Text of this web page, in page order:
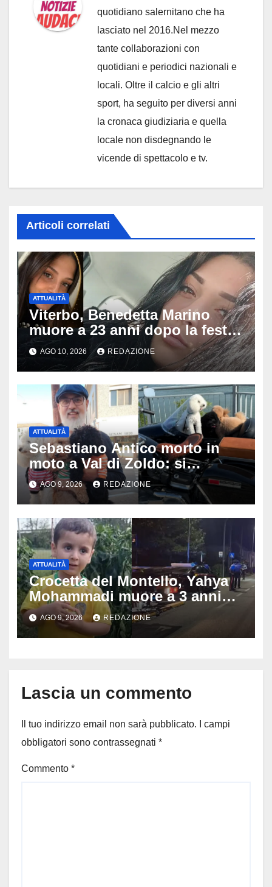
quotidiano salernitano che ha
lasciato nel 2016.Nel mezzo
tante collaborazioni con
quotidiani e periodici nazionali e
locali. Oltre il calcio e gli altri
sport, ha seguito per diversi anni
la cronaca giudiziaria e quella
locale non disdegnando le
vicende di spettacolo e tv.
Articoli correlati
ATTUALITÀ
Viterbo, Benedetta Marino
muore a 23 anni dopo la festa
di compleanno: trovata senza
vita nell’ex consorzio, è giallo
sulle ultime ore
AGO 10, 2026 REDAZIONE
ATTUALITÀ
Sebastiano Antico morto in
moto a Val di Zoldo: si
schianta con il sidecar, salvi i
due cagnolini
AGO 9, 2026 REDAZIONE
ATTUALITÀ
Crocetta del Montello, Yahya
Mohammadi muore a 3 anni
dopo 72 ore di agonia: era
stato travolto da un’auto
AGO 9, 2026 REDAZIONE
Lascia un commento
Il tuo indirizzo email non sarà pubblicato.
I campi
obbligatori sono contrassegnati *
Commento *